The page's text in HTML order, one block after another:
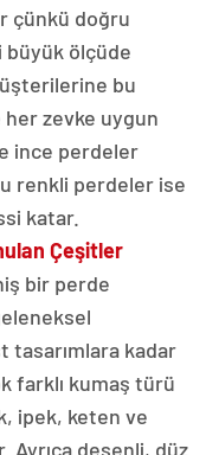
çünkü doğru
büyük ölçüde
bu
zevke uygun
ince perdeler
renkli perdeler ise
katar.
Çeşitler
bir perde
tasarımlara kadar
farklı kumaş türü
ipek, keten ve
desenli, düz